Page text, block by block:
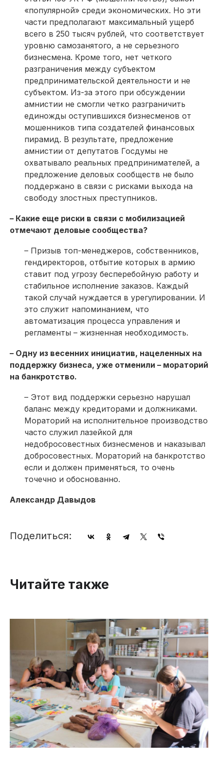
«популярной» среди экономических. Но эти
части предполагают максимальный ущерб
всего в 250 тысяч рублей, что соответствует
уровню самозанятого, а не серьезного
бизнесмена. Кроме того, нет четкого
разграничения между субъектом
предпринимательской деятельности и не
субъектом. Из-за этого при обсуждении
амнистии не смогли четко разграничить
единожды оступившихся бизнесменов от
мошенников типа создателей финансовых
пирамид. В результате, предложение
амнистии от депутатов Госдумы не
охватывало реальных предпринимателей, а
предложение деловых сообществ не было
поддержано в связи с рисками выхода на
свободу злостных преступников.
– Какие еще риски в связи с мобилизацией
отмечают деловые сообщества?
– Призыв топ-менеджеров, собственников,
гендиректоров, отбытие которых в армию
ставит под угрозу бесперебойную работу и
стабильное исполнение заказов. Каждый
такой случай нуждается в урегулировании. И
это служит напоминанием, что
автоматизация процесса управления и
регламенты – жизненная необходимость.
– Одну из весенних инициатив, нацеленных на
поддержку бизнеса, уже отменили – мораторий
на банкротство.
– Этот вид поддержки серьезно нарушал
баланс между кредиторами и должниками.
Мораторий на исполнительное производство
часто служил лазейкой для
недобросовестных бизнесменов и наказывал
добросовестных. Мораторий на банкротство
если и должен применяться, то очень
точечно и обоснованно.
Александр Давыдов
Поделиться:
Читайте также